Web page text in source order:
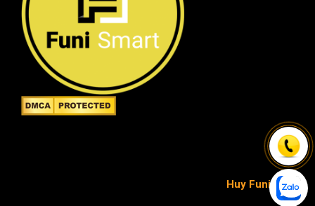
Giấy chứng nhận ĐKKD số 0315653154 do Sở Kế
hoạch và Đầu tư TP.HCM cấp ngày 02/05/2019 -
Huy Funi.